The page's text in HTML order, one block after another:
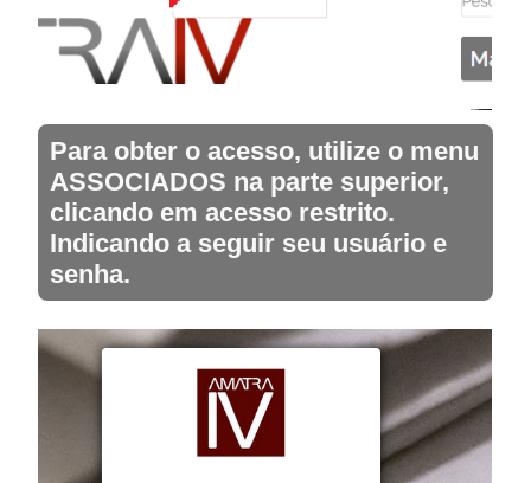
Para obter o acesso, utilize o menu
ASSOCIADOS na parte superior,
clicando em acesso restrito.
Indicando a seguir seu usuário e
senha.